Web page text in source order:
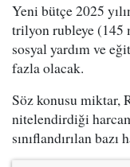
Yeni bütçe 2025
trilyon rubleye (145
sosyal yardım ve
fazla olacak.
Söz konusu miktar,
nitelendirdiği
sınıflandırılan